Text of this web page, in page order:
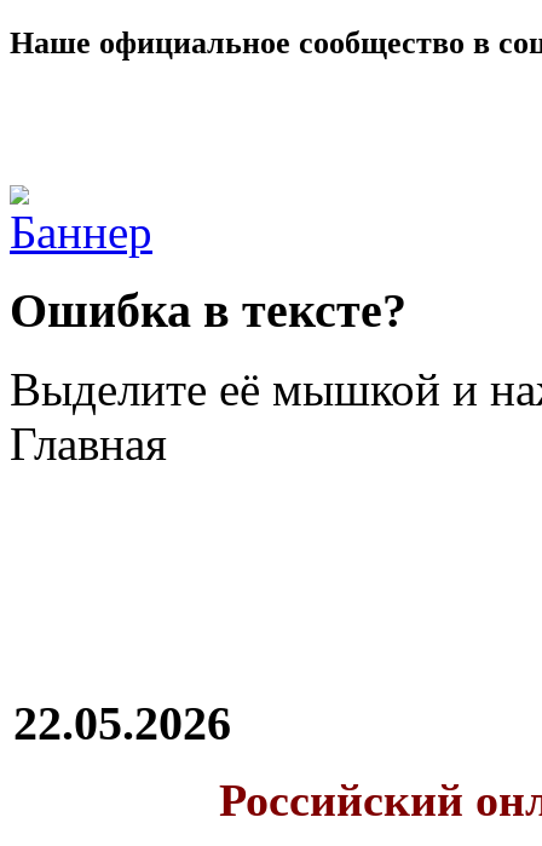
Наше официальное сообщество в
Ошибка в тексте?
Выделите её мышкой и
Главная
22.05.2026
Российский